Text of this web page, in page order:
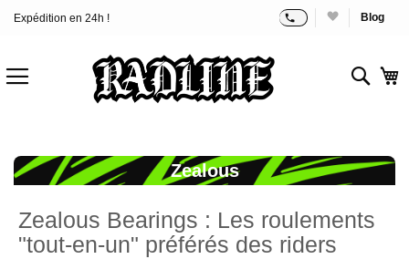
Allez
Expédition en 24h ! Blog
Zealous
Zealous Bearings : Les roulements
"tout-en-un" préférés des riders